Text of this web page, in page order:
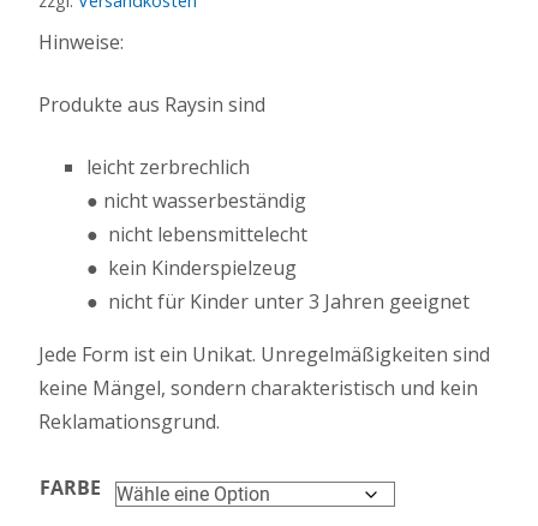
Hinweise:
Produkte aus Raysin sind
leicht zerbrechlich
● nicht wasserbeständig
● nicht lebensmittelecht
● kein Kinderspielzeug
● nicht für Kinder unter 3 Jahren geeignet
Jede Form ist ein Unikat. Unregelmäßigkeiten sind
keine Mängel, sondern charakteristisch und kein
Reklamationsgrund.
FARBE